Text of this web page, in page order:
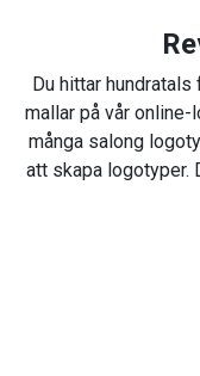
Du hittar
mallar på vår online-
många salong
att skapa logotyper.